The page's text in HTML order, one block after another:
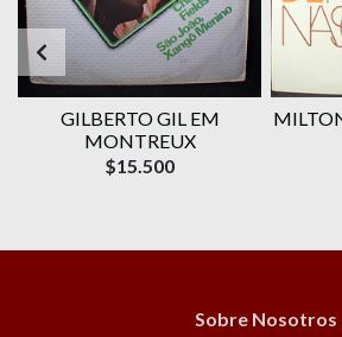
GILBERTO GIL EM
MONTREUX
$15.500
Sobre Nosotros